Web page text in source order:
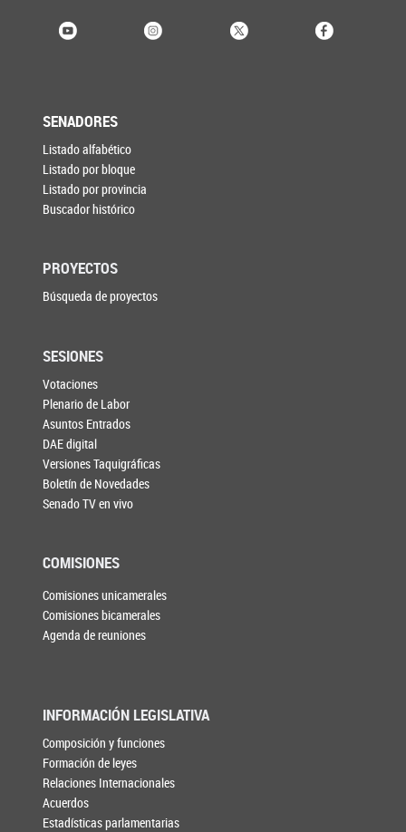
SENADORES
Listado alfabético
Listado por bloque
Listado por provincia
Buscador histórico
PROYECTOS
Búsqueda de proyectos
SESIONES
Votaciones
Plenario de Labor
Asuntos Entrados
DAE digital
Versiones Taquigráficas
Boletín de Novedades
Senado TV en vivo
COMISIONES
Comisiones unicamerales
Comisiones bicamerales
Agenda de reuniones
INFORMACIÓN LEGISLATIVA
Composición y funciones
Formación de leyes
Relaciones Internacionales
Acuerdos
Estadísticas parlamentarias